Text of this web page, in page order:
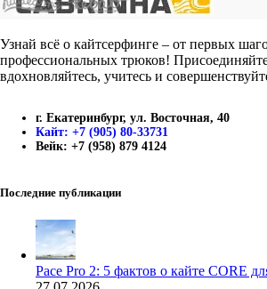
Узнай всё о кайтсерфинге – от первых
профессиональных трюков!
вдохновляйтесь, учитесь и
г. Екатеринбург, ул. Восточная, 40
Кайт: +7 (905) 80-33731
Вейк: +7 (958) 879 4124
Последние публикации
Pace Pro 2: 5 фактов о кайте CORE